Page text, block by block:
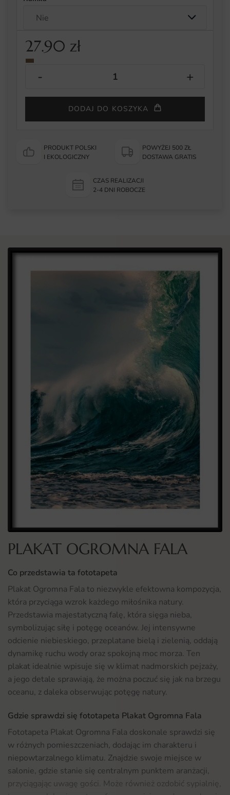
27.90 zł
DODAJ DO KOSZYKA
PRODUKT POLSKI
I EKOLOGICZNY
POWYŻEJ 500 ZŁ
DOSTAWA GRATIS
CZAS REALIZACJI
2-4 DNI ROBOCZE
PLAKAT OGROMNA FALA
Co przedstawia ta fototapeta
Plakat Ogromna Fala to niezwykle efektowna kompozycja,
która przyciąga wzrok każdego miłośnika natury.
Przedstawia majestatyczną falę, która sięga nieba,
symbolizując siłę i potęgę oceanów. Jej intensywne
odcienie niebieskiego, przeplatane bielą i zielenią, oddają
dynamikę ruchu wody oraz spokojną moc morza. Ten
plakat idealnie wpisuje się w klimat nadmorskich pejzaży,
a jego detale sprawiają, że można poczuć się jak na brzegu
oceanu, z daleka obserwując potęgę natury.
Gdzie sprawdzi się fototapeta Plakat Ogromna Fala
Fototapeta Plakat Ogromna Fala doskonale sprawdzi się
w różnych pomieszczeniach, dodając im charakteru i
niepowtarzalnego klimatu. Znajdzie swoje miejsce w
salonie, gdzie stanie się centralnym punktem aranżacji,
przyciągając uwagę gości. Może również ozdobić sypialnię,